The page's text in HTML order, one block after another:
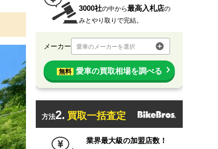
3000社の中から最高入札店の
みとやり取りで完結。
メーカー 愛車のメーカーを選択
無料 愛車の買取相場を調べる
方法2. 買取一括査定
業界最大級の加盟店数！